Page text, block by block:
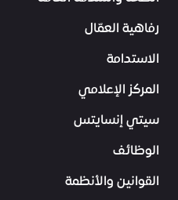
رفاهية العمّال
الاستدامة
المركز الإعلامي
سيتي إنسايتس
الوظائف
القوانين والأنظمة